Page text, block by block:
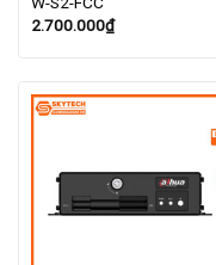
2.700.000₫